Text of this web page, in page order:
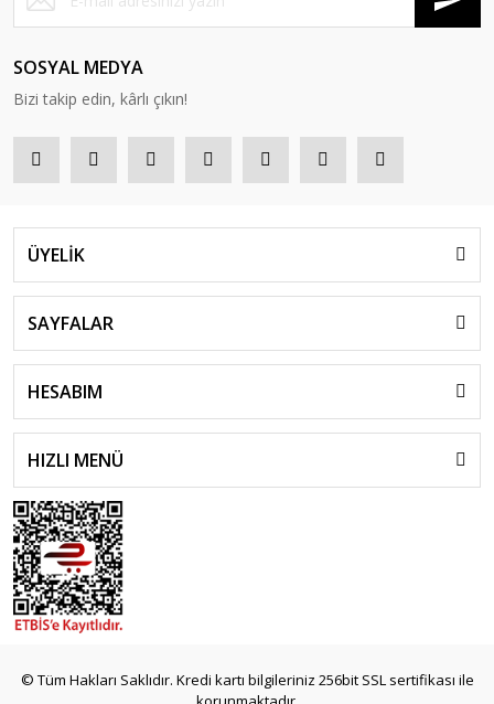
SOSYAL MEDYA
Bizi takip edin, kârlı çıkın!
ÜYELİK
SAYFALAR
HESABIM
HIZLI MENÜ
© Tüm Hakları Saklıdır. Kredi kartı bilgileriniz 256bit SSL sertifikası ile